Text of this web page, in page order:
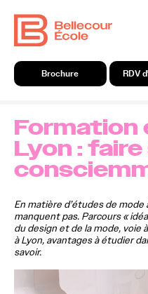
Formation
Lyon :
En matière d’études de
manquent pas. Parcours «
du design et de la mode, voie
à Lyon, avantages à étudier
savoir.
Brochure RDV